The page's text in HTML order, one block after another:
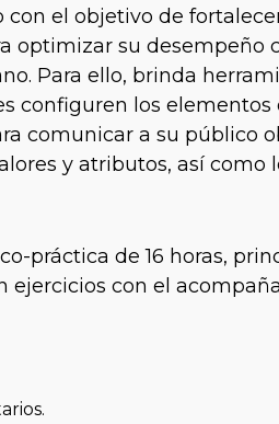
con el objetivo de
optimizar su
Para ello, brinda
configuren los
comunicar a su público
y atributos, así como
práctica de 16 horas,
ejercicios con el